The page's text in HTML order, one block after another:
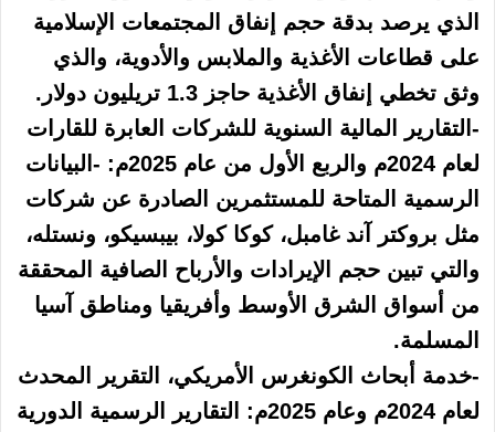
الذي يرصد بدقة حجم إنفاق المجتمعات الإسلامية
على قطاعات الأغذية والملابس والأدوية، والذي
وثق تخطي إنفاق الأغذية حاجز 1.3 تريليون دولار.
-التقارير المالية السنوية للشركات العابرة للقارات
لعام 2024م والربع الأول من عام 2025م: -البيانات
الرسمية المتاحة للمستثمرين الصادرة عن شركات
مثل بروكتر آند غامبل، كوكا كولا، بيبسيكو، ونستله،
والتي تبين حجم الإيرادات والأرباح الصافية المحققة
من أسواق الشرق الأوسط وأفريقيا ومناطق آسيا
المسلمة.
-خدمة أبحاث الكونغرس الأمريكي، التقرير المحدث
لعام 2024م وعام 2025م: التقارير الرسمية الدورية